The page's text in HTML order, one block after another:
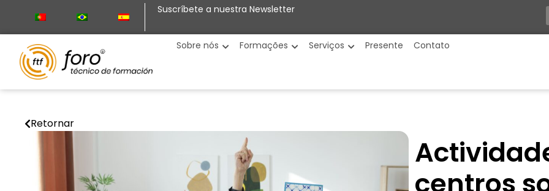
Suscríbete a nuestra Newsletter
Sobre nós Formações Serviços Presente Contato
Retornar
centros